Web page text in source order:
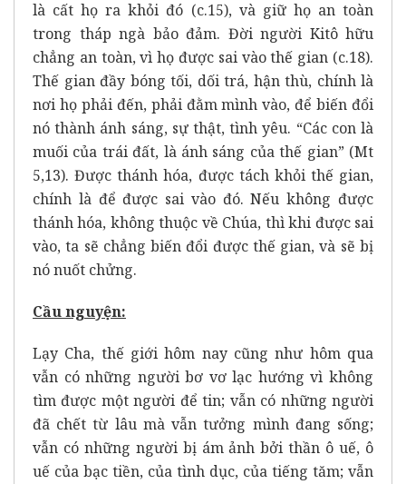
là cất họ ra khỏi đó (c.15), và giữ họ an toàn
trong tháp ngà bảo đảm. Đời người Kitô hữu
chẳng an toàn, vì họ được sai vào thế gian (c.18).
Thế gian đầy bóng tối, dối trá, hận thù, chính là
nơi họ phải đến, phải đằm mình vào, để biến đổi
nó thành ánh sáng, sự thật, tình yêu. “Các con là
muối của trái đất, là ánh sáng của thế gian” (Mt
5,13). Được thánh hóa, được tách khỏi thế gian,
chính là để được sai vào đó. Nếu không được
thánh hóa, không thuộc về Chúa, thì khi được sai
vào, ta sẽ chẳng biến đổi được thế gian, và sẽ bị
nó nuốt chửng.
Cầu nguyện:
Lạy Cha, thế giới hôm nay cũng như hôm qua
vẫn có những người bơ vơ lạc hướng vì không
tìm được một người để tin; vẫn có những người
đã chết từ lâu mà vẫn tưởng mình đang sống;
vẫn có những người bị ám ảnh bởi thần ô uế, ô
uế của bạc tiền, của tình dục, của tiếng tăm; vẫn